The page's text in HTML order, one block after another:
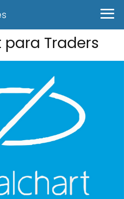
Traders